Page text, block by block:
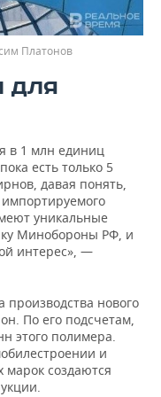
Платонов
ДЛЯ
в 1 млн единиц
есть только 5
давая понять,
уникальные
Минобороны РФ, и
интерес», —
производства нового
По его подсчетам,
этого полимера.
и
марок создаются